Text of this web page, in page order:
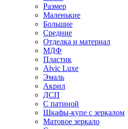
Размер
Маленькие
Большие
Средние
Отделка и материал
МДФ
Пластик
Alvic Luxe
Эмаль
Акрил
ДСП
С патиной
Шкафы-купе с зеркалом
Матовое зеркало